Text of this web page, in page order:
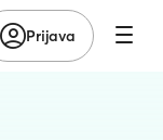
Prijava